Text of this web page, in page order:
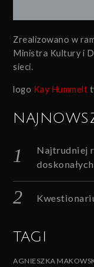
Zrealizowano w
Ministra Kultury i
sieci.
logo Kay Hummelt
Najtrudniej
doskonałych
TAGI
AGNIESZKA